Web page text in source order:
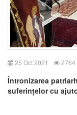
25 Oct 2021 2764
Întronizarea
suferințelor cu